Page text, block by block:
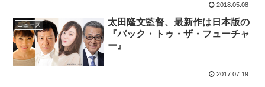
2018.05.08
ニュース
太田隆文監督、最新作は日本版の
『バック・トゥ・ザ・フューチャ
ー』
2017.07.19